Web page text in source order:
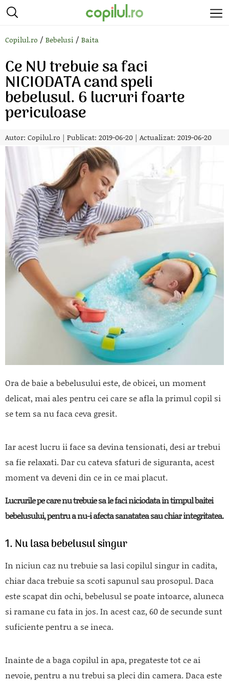
Copilul.ro / Bebelusi / Baita
Ce NU trebuie sa faci
NICIODATA cand speli
bebelusul. 6 lucruri foarte
periculoase
Autor: Copilul.ro | Publicat: 2019-06-20 | Actualizat: 2019-06-20
Ora de baie a bebelusului este, de obicei, un moment
delicat, mai ales pentru cei care se afla la primul copil si
se tem sa nu faca ceva gresit.
Iar acest lucru ii face sa devina tensionati, desi ar trebui
sa fie relaxati. Dar cu cateva sfaturi de siguranta, acest
moment va deveni din ce in ce mai placut.
Lucrurile pe care nu trebuie sa le faci niciodata in timpul baitei
bebelusului, pentru a nu-i afecta sanatatea sau chiar integritatea.
1. Nu lasa bebelusul singur
In niciun caz nu trebuie sa lasi copilul singur in cadita,
chiar daca trebuie sa scoti sapunul sau prosopul. Daca
este scapat din ochi, bebelusul se poate intoarce, aluneca
si ramane cu fata in jos. In acest caz, 60 de secunde sunt
suficiente pentru a se ineca.
Inainte de a baga copilul in apa, pregateste tot ce ai
nevoie, pentru a nu trebui sa pleci din camera. Daca este